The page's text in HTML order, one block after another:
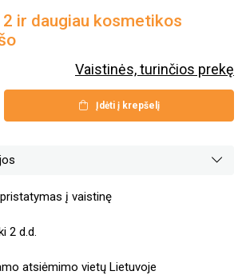
ir daugiau kosmetikos
Vaistinės, turinčios prekę
Įdėti į krepšelį
į vaistinę
2 d.d.
atsiėmimo vietų Lietuvoje